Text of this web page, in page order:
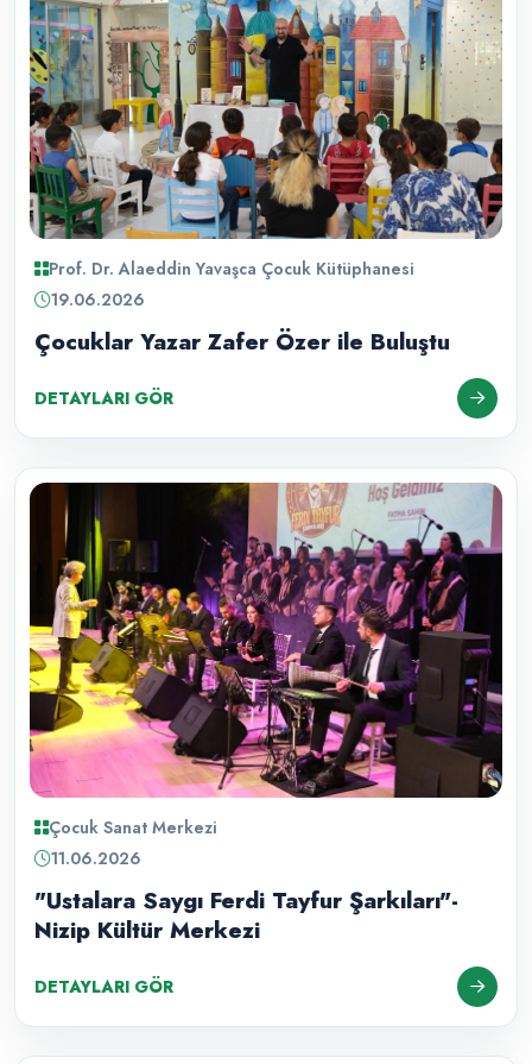
Prof. Dr. Alaeddin Yavaşca Çocuk Kütüphanesi
19.06.2026
Çocuklar Yazar Zafer Özer ile Buluştu
DETAYLARI GÖR
Çocuk Sanat Merkezi
11.06.2026
"Ustalara Saygı Ferdi Tayfur Şarkıları"-
Nizip Kültür Merkezi
DETAYLARI GÖR